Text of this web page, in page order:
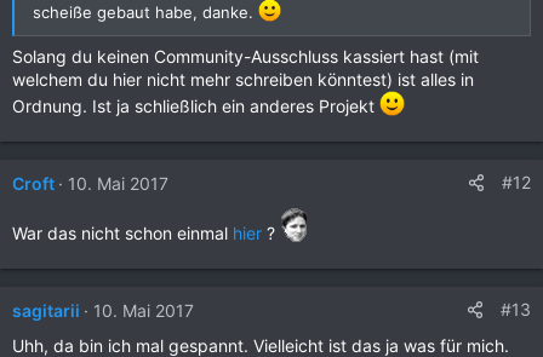
scheiße gebaut habe, danke.
Solang du keinen Community-Ausschluss kassiert hast (mit
welchem du hier nicht mehr schreiben könntest) ist alles in
Ordnung. Ist ja schließlich ein anderes Projekt
Croft 10. Mai 2017 #12
War das nicht schon einmal hier ?
sagitarii 10. Mai 2017
#13
Uhh, da bin ich mal gespannt. Vielleicht ist das ja was für mich.